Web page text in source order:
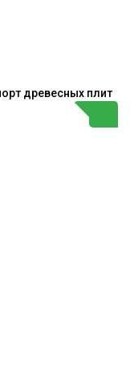
древесных плит